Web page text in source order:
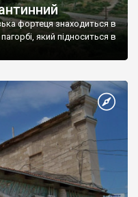
фортеця знаходиться в
який підноситься в